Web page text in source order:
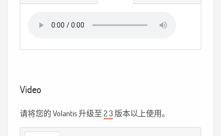
Video
请将您的 Volantis 升级至2.3版本以上使用。